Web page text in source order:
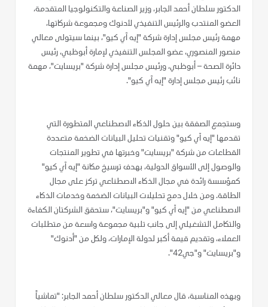
الدكتور سلطان أحمد الجابر، وزير الصناعة والتكنولوجيا المتقدمة،
العضو المنتدب والرئيس التنفيذي لأدنوك ومجموعة شركاتها،
مهمة رئيس مجلس إدارة شركة "إيه آي كيو"، بينما سيتولى معالي
منصور المنصوري، عضو المجلس التنفيذي لإمارة أبوظبي، رئيس
دائرة الصحة – أبوظبي، ورئيس مجلس إدارة شركة "بريسايت"، مهمة
نائب رئيس مجلس إدارة "إيه آي كيو".
وستجمع الصفقة بين حلول الذكاء الاصطناعي المتطورة التي
تقدمها "إيه آي كيو" وتقنيات تحليل البيانات الضخمة متعددة
القطاعات من شركة "بريسايت" وخبرتها في تطوير المنتجات
والوصول إلى الأسواق الدولية، بهدف ترسيخ مكانة "إيه آي كيو"
كمؤسسة رائدة في مجال الذكاء الاصطناعي تركز على مجال
الطاقة. ومن خلال دمج تحليلات البيانات الضخمة وخدمات الذكاء
الاصطناعي من "إيه آي كيو" و"بريسايت"، ستحقق الشركتان الكفاءة
والتكامل التشغيلي إلى جانب تلبية مجموعة واسعة من متطلبات
العملاء، وتقديم قيمة أكبر لدولة الإمارات، ولكل من "أدنوك"
و"بريسايت" و"جي42".
وبهذه المناسبة، قال معالي الدكتور سلطان أحمد الجابر: "تماشياً